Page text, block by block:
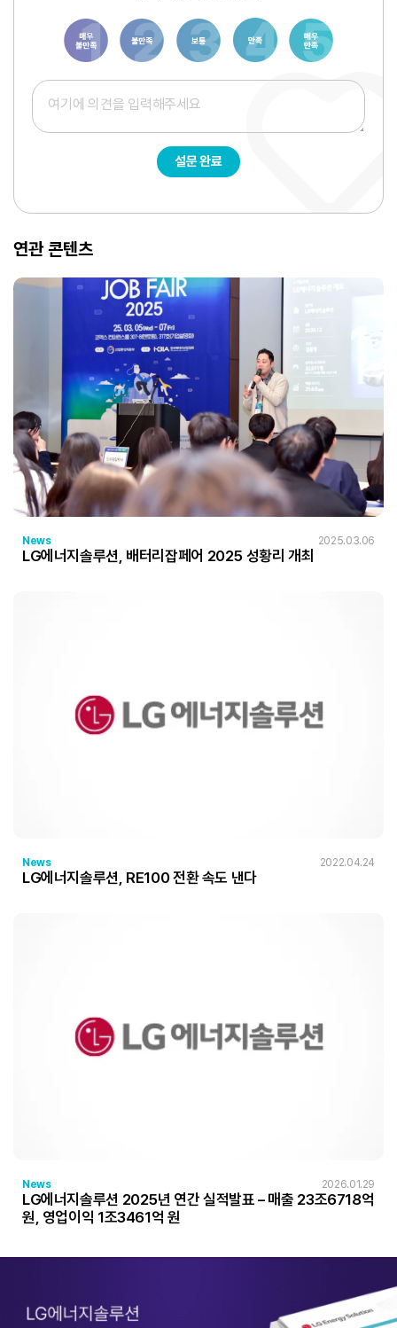
1 3 6 8 10
설문 완료
연관 콘텐츠
News 2025.03.06
LG에너지솔루션, 배터리잡페어 2025 성황리 개최
News 2022.04.24
LG에너지솔루션, RE100 전환 속도 낸다
News 2026.01.29
LG에너지솔루션 2025년 연간 실적발표 – 매출 23조6718억
원, 영업이익 1조3461억 원